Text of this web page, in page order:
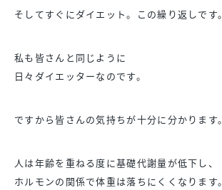
そしてすぐにダイエット。この繰り返しです。
私も皆さんと同じように
日々ダイエッターなのです。
ですから皆さんの気持ちが十分に分かります。
人は年齢を重ねる度に基礎代謝量が低下し、
ホルモンの関係で体重は落ちにくくなります。